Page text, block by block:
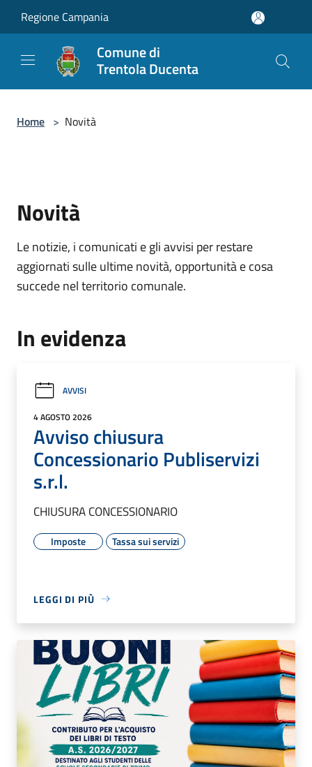
Regione Campania
Comune di
Trentola Ducenta
Home > Novità
Novità
Le notizie, i comunicati e gli avvisi per restare
aggiornati sulle ultime novità, opportunità e cosa
succede nel territorio comunale.
In evidenza
AVVISI
4 AGOSTO 2026
Avviso chiusura
Concessionario Publiservizi
s.r.l.
CHIUSURA CONCESSIONARIO
Imposte Tassa sui servizi
LEGGI DI PIÙ